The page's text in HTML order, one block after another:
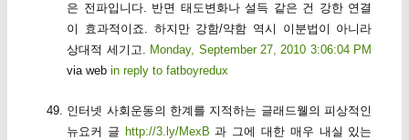
은 전파입니다. 반면 태도변화나 설득 같은 건 강한 연결
이 효과적이죠. 하지만 강함/약함 역시 이분법이 아니라
상대적 세기고. Monday, September 27, 2010 3:06:04 PM
via webin reply to fatboyredux
인터넷 사회운동의 한계를 지적하는 글래드웰의 피상적인
뉴요커 글 http://3.ly/MexB 과 그에 대한 매우 내실 있는